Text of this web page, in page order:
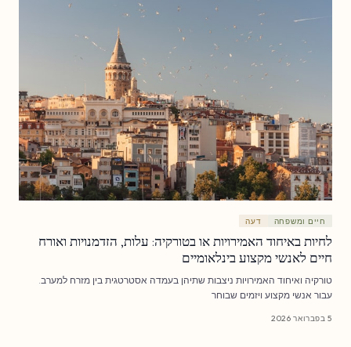
חיים ומשפחה דעה
לחיות באיחוד האמירויות או בטורקיה: עלות, הזדמנויות ואורח
חיים לאנשי מקצוע בינלאומיים
טורקיה ואיחוד האמירויות ניצבות שתיהן בעמדה אסטרטגית בין מזרח למערב.
עבור אנשי מקצוע ויזמים שבוחר
5 בפברואר 2026